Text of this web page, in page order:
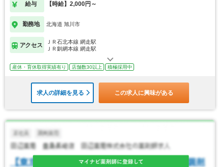
給与 【時給】2,000円～
勤務地 北海道 旭川市
アクセス
ＪＲ石北本線 網走駅
ＪＲ釧網本線 網走駅
産休・育休取得実績有り 店舗数30以上 積極採用中
求人の詳細を見る この求人に興味がある